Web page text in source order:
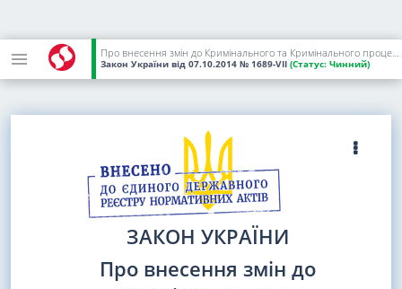
Про внесення змін до Кримінального та Кримінального процесуального кодексів України щодо невідворотності покарання за окремі злочини проти основ національної безпеки, громадської безпеки та корупційні злочини
Закон України від 07.10.2014 № 1689-VII (Статус: Чинний)
ЗАКОН УКРАЇНИ
Про внесення змін до